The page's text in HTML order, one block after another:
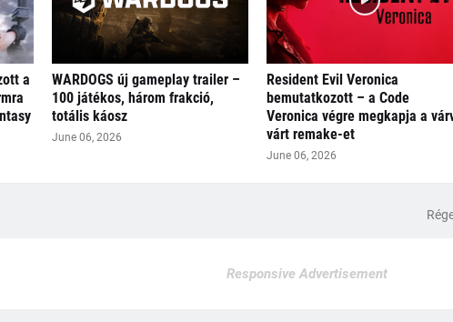
a
WARDOGS új gameplay trailer –
100 játékos, három frakció,
totális káosz
June 06, 2026
Resident Evil Veronica
bemutatkozott – a Code
Veronica végre megkapja a
várt remake-et
June 06, 2026
Responsive Advertisement